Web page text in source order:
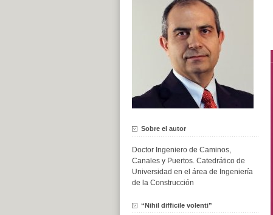
Sobre el autor
Doctor Ingeniero de Caminos,
Canales y Puertos. Catedrático de
Universidad en el área de Ingeniería
de la Construcción
“Nihil difficile volenti”